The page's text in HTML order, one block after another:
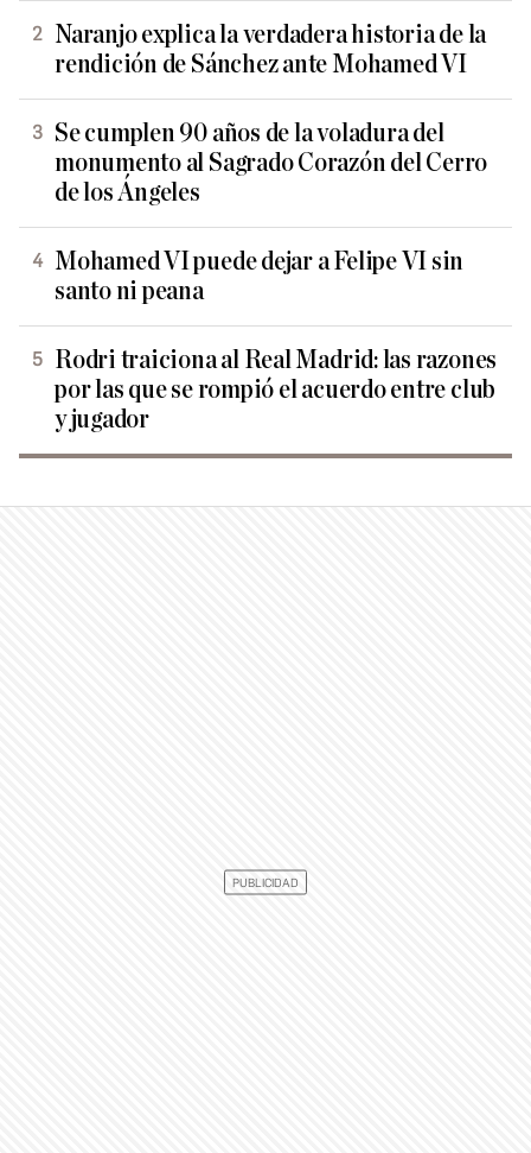
Naranjo explica la verdadera historia de la
rendición de Sánchez ante Mohamed VI
Se cumplen 90 años de la voladura del
monumento al Sagrado Corazón del Cerro
de los Ángeles
Mohamed VI puede dejar a Felipe VI sin
santo ni peana
Rodri traiciona al Real Madrid: las razones
por las que se rompió el acuerdo entre club
y jugador